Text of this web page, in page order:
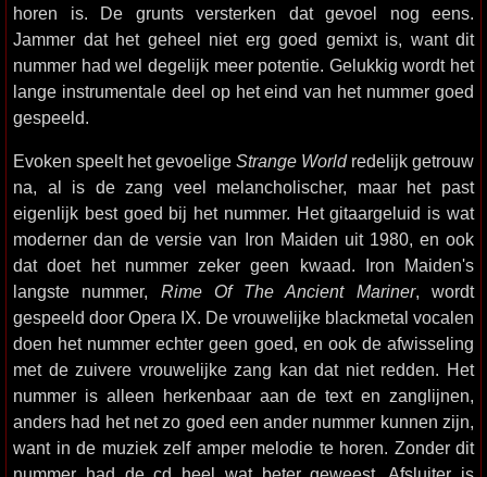
horen is. De grunts versterken dat gevoel nog eens.
Jammer dat het geheel niet erg goed gemixt is, want dit
nummer had wel degelijk meer potentie. Gelukkig wordt het
lange instrumentale deel op het eind van het nummer goed
gespeeld.
Evoken speelt het gevoelige Strange Worldredelijk getrouw
na, al is de zang veel melancholischer, maar het past
eigenlijk best goed bij het nummer. Het gitaargeluid is wat
moderner dan de versie van Iron Maiden uit 1980, en ook
dat doet het nummer zeker geen kwaad. Iron Maiden's
langste nummer, Rime Of The Ancient Mariner, wordt
gespeeld door Opera IX. De vrouwelijke blackmetal vocalen
doen het nummer echter geen goed, en ook de afwisseling
met de zuivere vrouwelijke zang kan dat niet redden. Het
nummer is alleen herkenbaar aan de text en zanglijnen,
anders had het net zo goed een ander nummer kunnen zijn,
want in de muziek zelf amper melodie te horen. Zonder dit